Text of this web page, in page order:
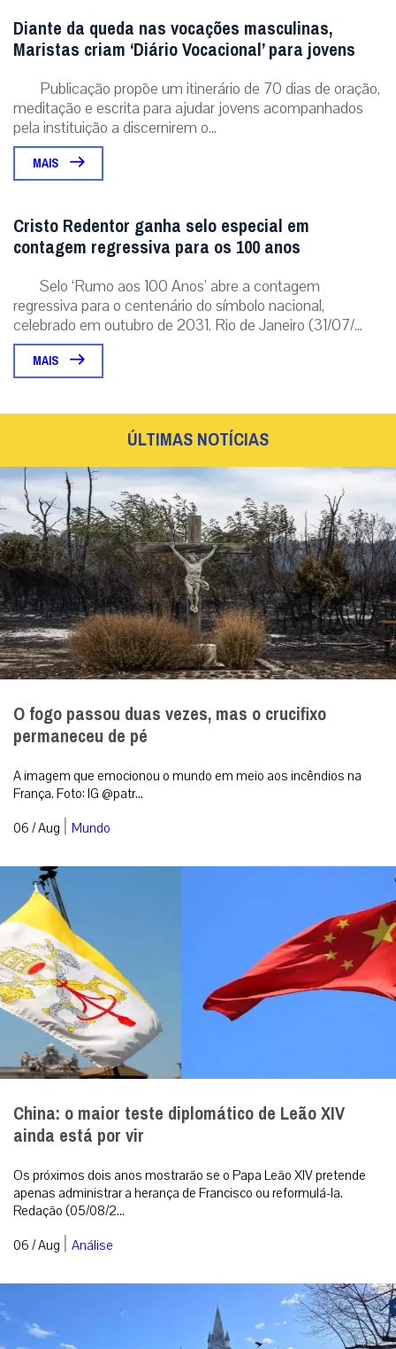
Diante da queda nas vocações masculinas,
Maristas criam ‘Diário Vocacional’ para jovens
Publicação propõe um itinerário de 70 dias de oração,
meditação e escrita para ajudar jovens acompanhados
pela instituição a discernirem o...
MAIS
Cristo Redentor ganha selo especial em
contagem regressiva para os 100 anos
Selo ‘Rumo aos 100 Anos’ abre a contagem
regressiva para o centenário do símbolo nacional,
celebrado em outubro de 2031. Rio de Janeiro (31/07/...
MAIS
ÚLTIMAS NOTÍCIAS
O fogo passou duas vezes, mas o crucifixo
permaneceu de pé
A imagem que emocionou o mundo em meio aos incêndios na
França. Foto: IG @patr...
06 / Aug | Mundo
China: o maior teste diplomático de Leão XIV
ainda está por vir
Os próximos dois anos mostrarão se o Papa Leão XIV pretende
apenas administrar a herança de Francisco ou reformulá-la.
Redação (05/08/2...
06 / Aug | Análise